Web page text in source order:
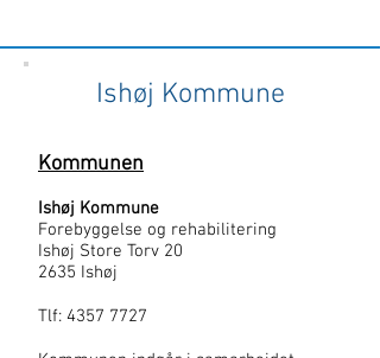
Kommunen
Ishøj Kommune
Forebyggelse og rehabilitering
Ishøj Store Torv 20
2635 Ishøj
Tlf: 4357 7727
Ishøj Kommune